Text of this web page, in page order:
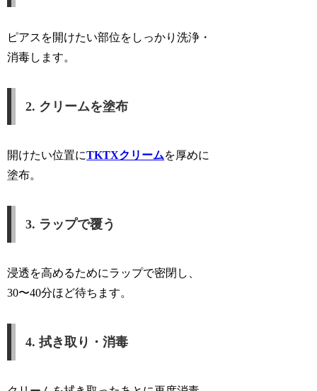
ピアスを開けたい部位をしっかり洗浄・
消毒します。
2. クリームを塗布
開けたい位置にTKTXクリームを厚めに
塗布。
3. ラップで覆う
浸透を高めるためにラップで密閉し、
30〜40分ほど待ちます。
4. 拭き取り・消毒